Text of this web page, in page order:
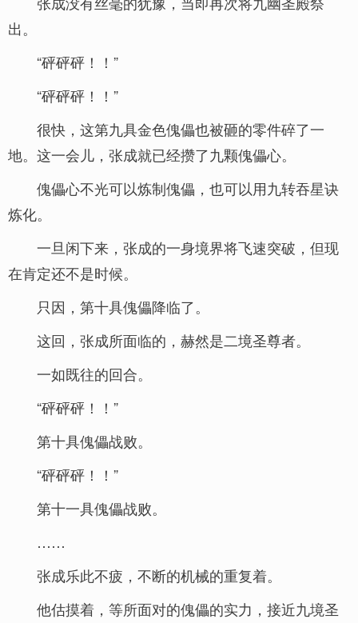
出。
“砰砰砰！！”
“砰砰砰！！”
很快，这第九具金色傀儡也被砸的零件碎了一
地。这一会儿，张成就已经攒了九颗傀儡心。
傀儡心不光可以炼制傀儡，也可以用九转吞星诀
炼化。
一旦闲下来，张成的一身境界将飞速突破，但现
在肯定还不是时候。
只因，第十具傀儡降临了。
这回，张成所面临的，赫然是二境圣尊者。
一如既往的回合。
“砰砰砰！！”
第十具傀儡战败。
“砰砰砰！！”
第十一具傀儡战败。
……
张成乐此不疲，不断的机械的重复着。
他估摸着，等所面对的傀儡的实力，接近九境圣